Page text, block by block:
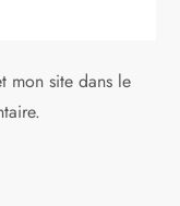
mon site dans le